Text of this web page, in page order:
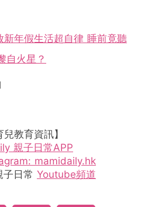
新年假生活超自律 睡前竟聽
自火星？
教育資訊】
親子日常APP
mamidaily.hk
日常 Youtube頻道